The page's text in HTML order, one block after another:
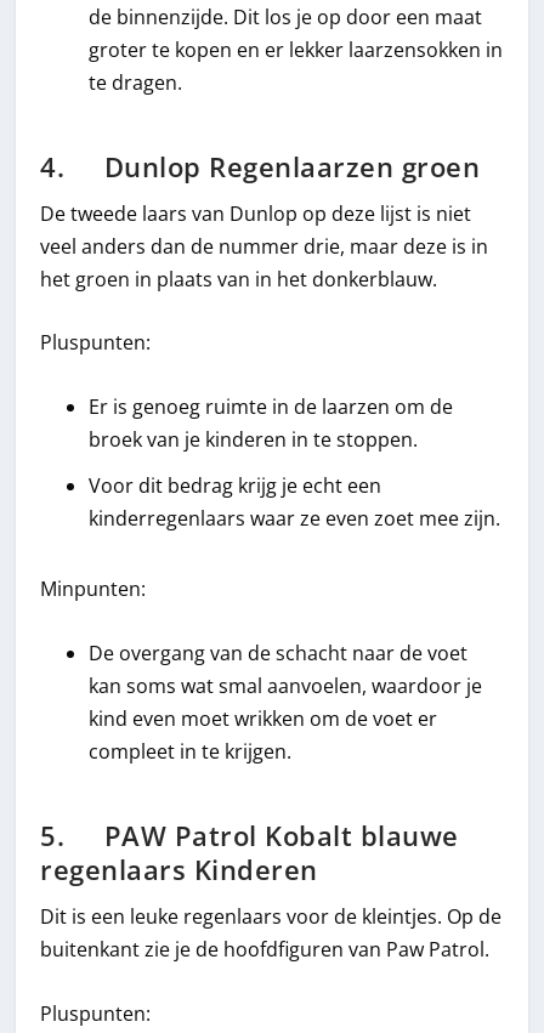
de binnenzijde. Dit los je op door een maat
groter te kopen en er lekker laarzensokken in
te dragen.
4. Dunlop Regenlaarzen groen
De tweede laars van Dunlop op deze lijst is niet
veel anders dan de nummer drie, maar deze is in
het groen in plaats van in het donkerblauw.
Pluspunten:
Er is genoeg ruimte in de laarzen om de
broek van je kinderen in te stoppen.
Voor dit bedrag krijg je echt een
kinderregenlaars waar ze even zoet mee zijn.
Minpunten:
De overgang van de schacht naar de voet
kan soms wat smal aanvoelen, waardoor je
kind even moet wrikken om de voet er
compleet in te krijgen.
5. PAW Patrol Kobalt blauwe
regenlaars Kinderen
Dit is een leuke regenlaars voor de kleintjes. Op de
buitenkant zie je de hoofdfiguren van Paw Patrol.
Pluspunten: